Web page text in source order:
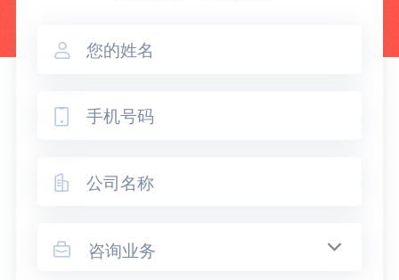



 咨询业务